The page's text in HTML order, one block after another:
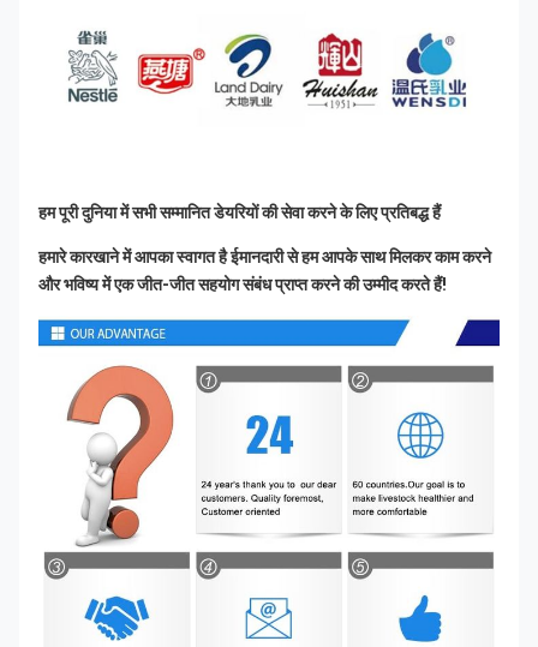
हम पूरी दुनिया में सभी सम्मानित डेयरियों की सेवा करने के लिए प्रतिबद्ध हैं
हमारे कारखाने में आपका स्वागत है ईमानदारी से हम आपके साथ मिलकर काम करने
और भविष्य में एक जीत-जीत सहयोग संबंध प्राप्त करने की उम्मीद करते हैं!